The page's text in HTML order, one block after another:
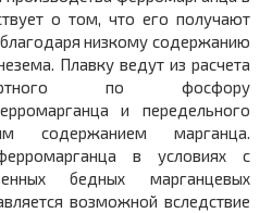
о том, что его получают
низкому содержанию
Плавку ведут из расчета
по фосфору
и передельного
содержанием марганца.
в условиях с
бедных марганцевых
возможной вследствие